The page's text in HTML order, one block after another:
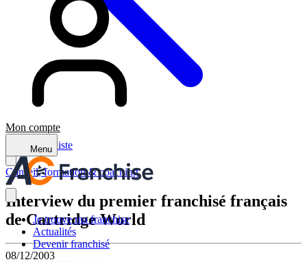
Mon compte
Menu
Je trouve ma franchise
Actualités
Devenir franchisé
Retour à la liste
Conseil, formation & coaching
Interview du premier franchisé français
de Cartridge World
08/12/2003